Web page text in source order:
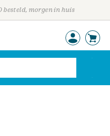
besteld, morgen in huis